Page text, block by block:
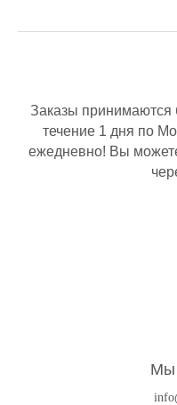
Заказы принимаются
течение 1 дня по
ежедневно! Вы
Мы